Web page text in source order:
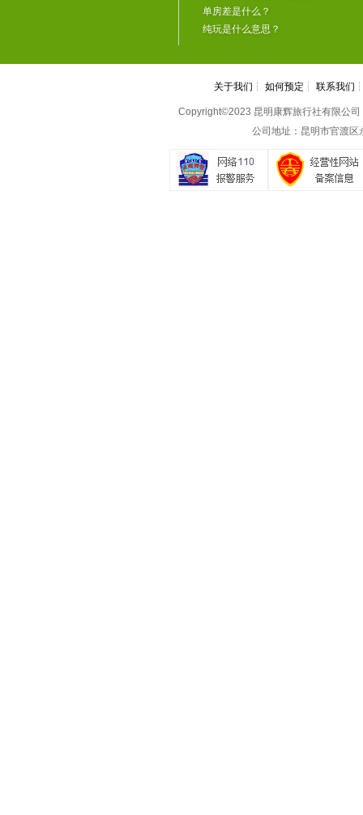
单房差是什么？
纯玩是什么意思？
关于我们 ┆ 如何预定 ┆ 联系我们
Copyright©2023 昆明康辉旅行社有限公
公司地址：昆明市官渡